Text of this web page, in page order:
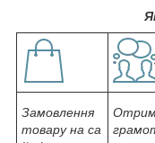
Замовлення
товару на са